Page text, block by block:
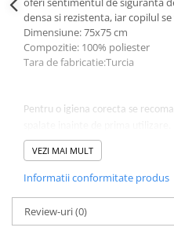
densa si rezistenta, iar copilul
Dimensiune: 75x75 cm
Compozitie: 100% poliester
Tara de fabricatie:Turcia
Pentru o igiena corecta se
VEZI MAI MULT
Informatii conformitate produs
Review-uri(0)